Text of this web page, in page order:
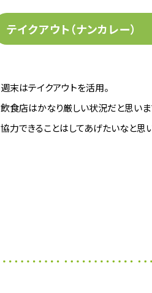
テイクアウト（ナンカレー）
週末はテイクアウトを活用。
飲食店はかなり厳しい状況だと思いま
協力できることはしてあげたいなと思い